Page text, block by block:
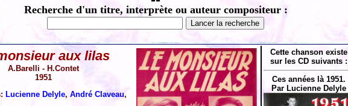
Recherche d'un titre, interprète ou auteur compositeur :
aux lilas
A.Barelli - H.Contet
1951
Lucienne Delyle, André Claveau,
Cette chanson existe
sur les CD suivants :
Ces années là 1951.
Par Lucienne Delyle